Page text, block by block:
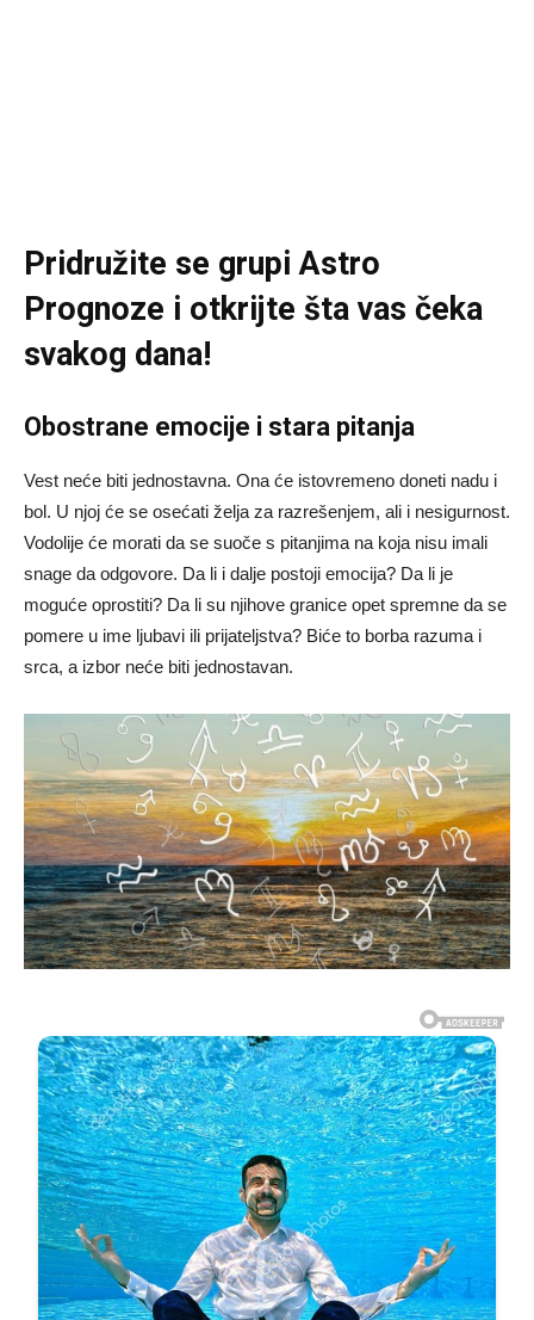
Pridružite se grupiAstro
Prognoze i otkrijte šta vas čeka
svakog dana!
Obostrane emocije i stara pitanja
Vest neće biti jednostavna. Ona će istovremeno doneti nadu i
bol. U njoj će se osećati želja za razrešenjem, ali i nesigurnost.
Vodolije će morati da se suoče s pitanjima na koja nisu imali
snage da odgovore. Da li i dalje postoji emocija? Da li je
moguće oprostiti? Da li su njihove granice opet spremne da se
pomere u ime ljubavi ili prijateljstva? Biće to borba razuma i
srca, a izbor neće biti jednostavan.